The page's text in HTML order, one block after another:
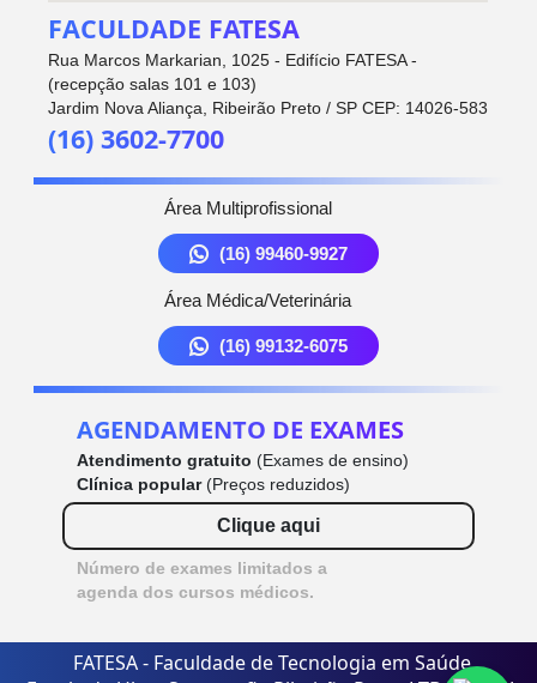
FACULDADE FATESA
Rua Marcos Markarian, 1025 - Edifício FATESA -
(recepção salas 101 e 103)
Jardim Nova Aliança, Ribeirão Preto / SP CEP: 14026-583
(16) 3602-7700
Área Multiprofissional
(16) 99460-9927
Área Médica/Veterinária
(16) 99132-6075
AGENDAMENTO DE EXAMES
Atendimento gratuito (Exames de ensino)
Clínica popular(Preços reduzidos)
Clique aqui
Número de exames limitados a
agenda dos cursos médicos.
FATESA - Faculdade de Tecnologia em Saúde